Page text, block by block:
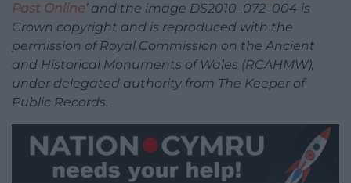
Past Online’ and the image DS2010_072_004 is
Crown copyright and is reproduced with the
permission of Royal Commission on the Ancient
and Historical Monuments of Wales (RCAHMW),
under delegated authority from The Keeper of
Public Records.